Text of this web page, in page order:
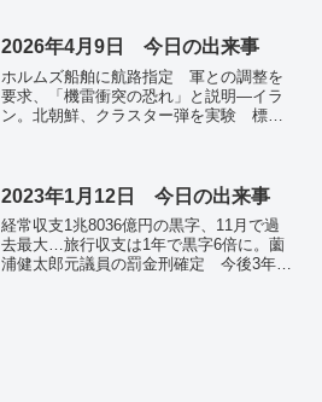
内感染、新たに23.8万人 2番目の多さ、
東京3.5万人―新型コロナ。
2026年4月9日 今日の出来事
ホルムズ船舶に航路指定 軍との調整を
要求、「機雷衝突の恐れ」と説明―イラ
ン。北朝鮮、クラスター弾を実験 標的
2023年1月12日 今日の出来事
経常収支1兆8036億円の黒字、11月で過
去最大…旅行収支は1年で黒字6倍に。薗
浦健太郎元議員の罰金刑確定 今後3年間